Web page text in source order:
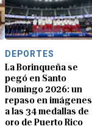
DEPORTES
La Borinqueña se
pegó en Santo
Domingo 2026: un
repaso en imágenes
a las 34 medallas de
oro de Puerto Rico